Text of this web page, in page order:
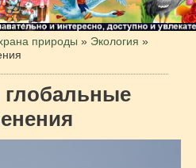
природы » Экология »
глобальные